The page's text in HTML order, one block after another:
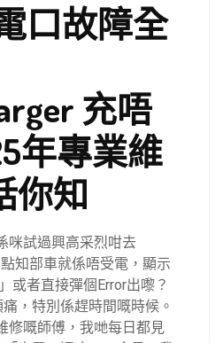
口故障全
充唔
年專業維
你知
咪試過興高采烈咁去
知部車就係唔受電，顯示
或者直接彈個Error出嚟？
，特別係趕時間嘅時候。
修嘅師傅，我哋每日都見